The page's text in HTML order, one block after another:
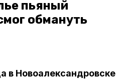
пьяный
обмануть
в Новоалександровске